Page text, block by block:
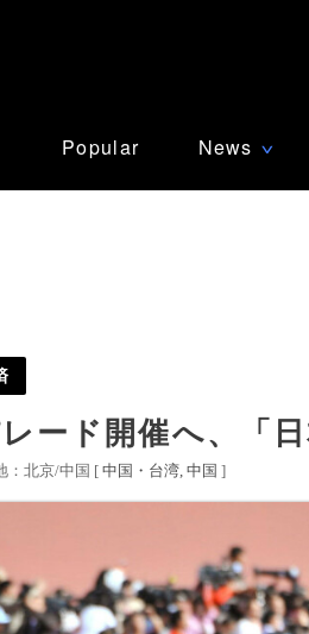
Popular News ∨
ード開催へ、「
：北京/中国 [中国・台湾 中国 ]